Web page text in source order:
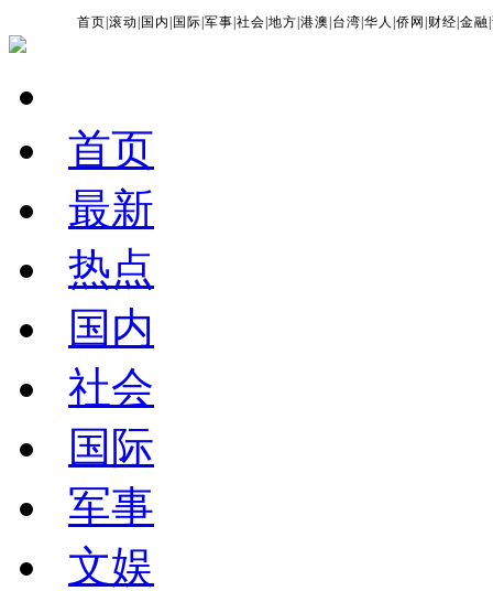
首页 |滚动 国内 国际 |军事 |社会 |地方 |港澳 台湾 |华人 |侨网 财经 |金融 |
首页
最新
热点
国内
社会
国际
军事
文娱